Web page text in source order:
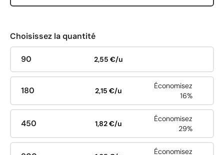
Choisissez la quantité
90 2,55 €/u
180 2,15 €/u
Économisez
16%
450 1,82 €/u
Économisez
29%
Économisez